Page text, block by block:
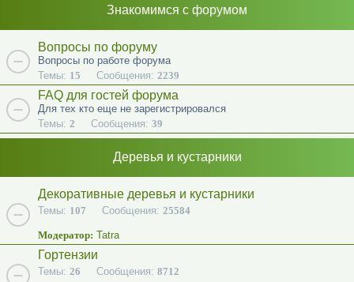
Знакомимся с форумом
Вопросы по форуму
Вопросы по работе форума
Темы: 15 Сообщения: 2239
FAQ для гостей форума
Для тех кто еще не зарегистрировался
Темы: 2 Сообщения: 39
Деревья и кустарники
Декоративные деревья и кустарники
Темы: 107 Сообщения: 25584
Модератор: Tatra
Гортензии
Темы: 26 Сообщения: 8712